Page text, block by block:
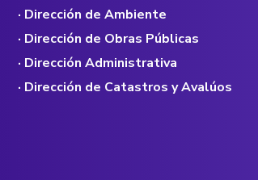
· Dirección de Ambiente
· Dirección de Obras Públicas
· Dirección Administrativa
· Dirección de Catastros y Avalúos